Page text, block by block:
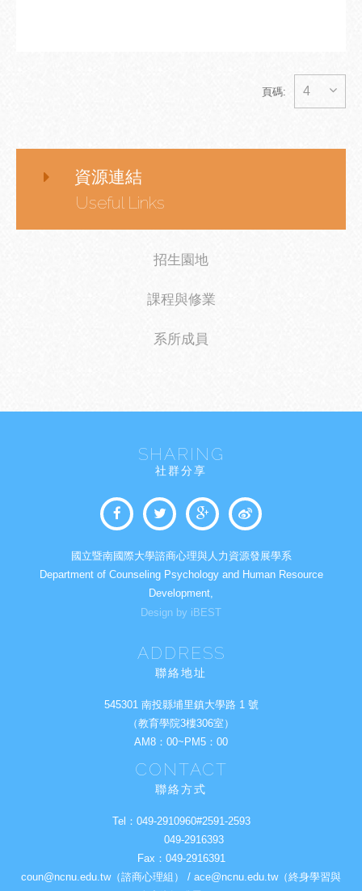
頁碼: 4
資源連結
Useful Links
招生園地
課程與修業
系所成員
SHARING
社群分享
國立暨南國際大學諮商心理與人力資源發展學系
Department of Counseling Psychology and Human Resource
Development,
Design by iBEST
ADDRESS
聯絡地址
545301 南投縣埔里鎮大學路 1 號
（教育學院3樓306室）
AM8：00~PM5：00
CONTACT
聯絡方式
Tel： 049-2910960#2591-2593
049-2916393
Fax： 049-2916391
coun@ncnu.edu.tw（諮商心理組） / ace@ncnu.edu.tw（終身學習與